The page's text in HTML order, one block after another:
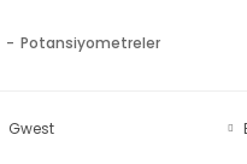
Potansiyometreler
Gwest